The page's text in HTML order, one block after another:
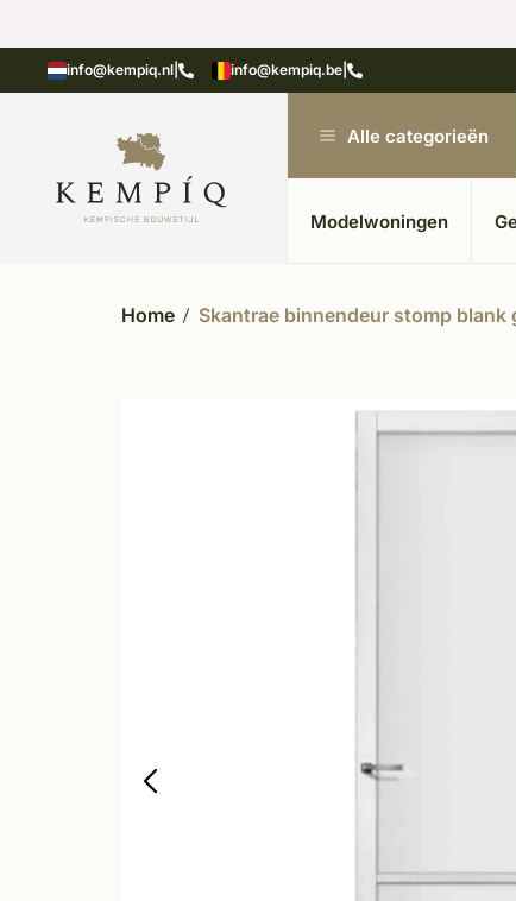
info@kempiq.nl info@kempiq.be
in kempische bouwstijl Meer dan 20 jaar
Alle categorieën
Modelwoningen
Home Skantrae binnendeur stomp blank